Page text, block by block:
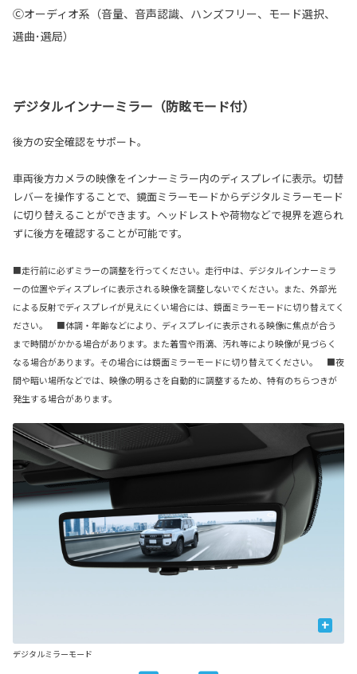
Ⓒオーディオ系（音量、音声認識、ハンズフリー、モード選択、
選曲･選局）
デジタルインナーミラー（防眩モード付）
後方の安全確認をサポート。
車両後方カメラの映像をインナーミラー内のディスプレイに表示。切替
レバーを操作することで、鏡面ミラーモードからデジタルミラーモード
に切り替えることができます。ヘッドレストや荷物などで視界を遮られ
ずに後方を確認することが可能です。
■走行前に必ずミラーの調整を行ってください。走行中は、デジタルインナーミラ
ーの位置やディスプレイに表示される映像を調整しないでください。また、外部光
による反射でディスプレイが見えにくい場合には、鏡面ミラーモードに切り替えてく
ださい。 ■体調・年齢などにより、ディスプレイに表示される映像に焦点が合う
まで時間がかかる場合があります。また着雪や雨滴、汚れ等により映像が見づらく
なる場合があります。その場合には鏡面ミラーモードに切り替えてください。 ■夜
間や暗い場所などでは、映像の明るさを自動的に調整するため、特有のちらつきが
発生する場合があります。
+
デジタルミラーモード